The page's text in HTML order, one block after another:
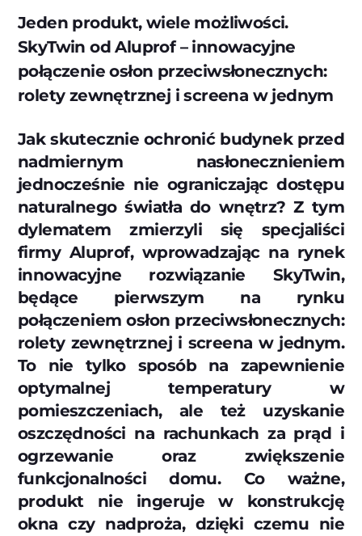
Jeden produkt, wiele możliwości.
SkyTwin od Aluprof – innowacyjne
połączenie osłon przeciwsłonecznych:
rolety zewnętrznej i screena w jednym
Jak skutecznie ochronić budynek przed
nadmiernym nasłonecznieniem
jednocześnie nie ograniczając dostępu
naturalnego światła do wnętrz? Z tym
dylematem zmierzyli się specjaliści
firmy Aluprof, wprowadzając na rynek
innowacyjne rozwiązanie SkyTwin,
będące pierwszym na rynku
połączeniem osłon przeciwsłonecznych:
rolety zewnętrznej i screena w jednym.
To nie tylko sposób na zapewnienie
optymalnej temperatury w
pomieszczeniach, ale też uzyskanie
oszczędności na rachunkach za prąd i
ogrzewanie oraz zwiększenie
funkcjonalności domu. Co ważne,
produkt nie ingeruje w konstrukcję
okna czy nadproża, dzięki czemu nie